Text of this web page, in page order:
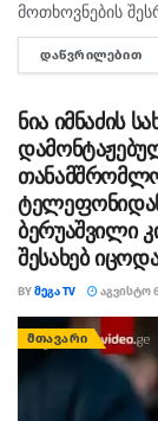
მოთხოვნების
ვფიქრობ, ეს
ᲓᲐᲬᲕᲠᲘᲚᲔᲑᲘᲗ
ნია იმნაძის
ტელეფონიდან
ბერუაშვილი
შესახებ
BYᲛᲔᲒᲐ TV ᲐᲒᲕᲘᲡᲢᲝ
ᲛᲗᲐᲕᲐᲠᲘ